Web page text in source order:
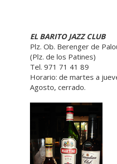
EL BARITO JAZZ CLUB
Plz. Ob. Berenger de
(Plz. de los Patines)
Tel. 971 71 41 89
Horario: de martes a
Agosto, cerrado.